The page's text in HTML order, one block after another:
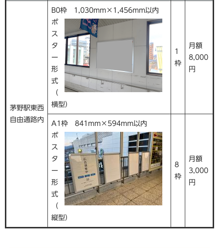
茅野駅東西
自由通路内
B0枠 1,030mm×1,456mm以内
ポ
ス
タ
ー
形
式
（
横型）
1
枠
月額
8,000
円
A1枠 841mm×594mm以内
ポ
ス
タ
ー
形
式
（
縦型）
8
枠
月額
3,000
円